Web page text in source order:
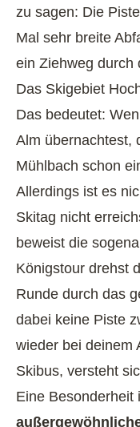
zu sagen: Die
Mal sehr breite
ein Ziehweg durch
Das Skigebiet
Das bedeutet:
Alm übernachtest,
Mühlbach schon
Allerdings ist es
Skitag nicht
beweist die
Königstour drehst
Runde durch das
dabei keine Piste
wieder bei deinem
Skibus, versteht
Eine Besonderheit